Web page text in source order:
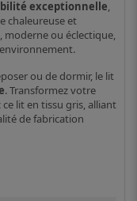
exceptionnelle,
chaleureuse et
moderne ou éclectique,
ou de dormir, le lit
. Transformez votre
lit en tissu gris, alliant
de fabrication